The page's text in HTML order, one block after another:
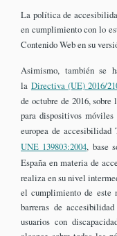
La política de
en cumplimiento con lo
Contenido Web en su
Asimismo, también se
la Directiva (UE) 2016/
de octubre de 2016,
para dispositivos
europea de accesibilidad
UNE 139803:2004, base
España en materia de
realiza en su nivel
el cumplimiento de este
barreras de
usuarios con